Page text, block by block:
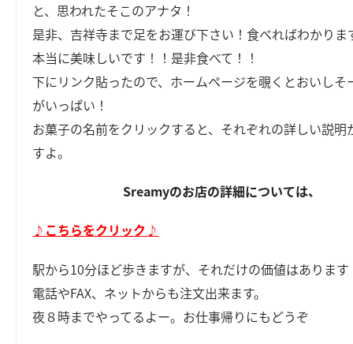
と、思われたそこのアナタ！
是非、吉祥寺まで足をお運び下さい！食べればわかりま
本当に美味しいです！！是非食べて！！
下にリンク貼ったので、ホームページを覗くとおいしそ
がいっぱい！
お菓子の名前をクリックすると、それぞれの詳しい説明
すよ。
Sreamyのお店の詳細については、
♪こちらをクリック♪
駅から10分ほど歩きますが、それだけの価値はありま
電話やFAX、ネットからも注文出来ます。
夜８時までやってるよー。お仕事帰りにもどうぞ